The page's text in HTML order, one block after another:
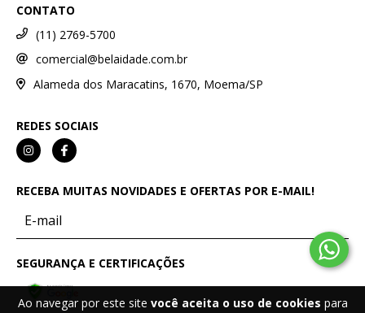
Ao navegar por este site você aceita o uso de cookies para
CONTATO
(11) 2769-5700
comercial@belaidade.com.br
Alameda dos Maracatins, 1670, Moema/SP
REDES SOCIAIS
RECEBA MUITAS NOVIDADES E OFERTAS POR E-MAIL!
SEGURANÇA E CERTIFICAÇÕES